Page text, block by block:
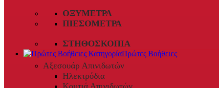
ΟΞΎΜΕΤΡΑ
ΠΙΕΣΌΜΕΤΡΑ
ΣΤΗΘΟΣΚΌΠΙΑ
Πρώτες Βοήθειες
Αξεσουάρ Απινιδωτών
Ηλεκτρόδια